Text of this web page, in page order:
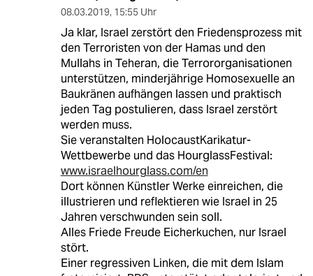
08.03.2019, 15:55 Uhr
Ja klar, Israel zerstört den Friedensprozess mit
den Terroristen von der Hamas und den
Mullahs in Teheran, die Terrororganisationen
unterstützen, minderjährige Homosexuelle an
Baukränen aufhängen lassen und praktisch
jeden Tag postulieren, dass Israel zerstört
werden muss.
Sie veranstalten HolocaustKarikatur-
Wettbewerbe und das HourglassFestival:
www.israelhourglass.com/en
Dort können Künstler Werke einreichen, die
illustrieren und reflektieren wie Israel in 25
Jahren verschwunden sein soll.
Alles Friede Freude Eicherkuchen, nur Israel
stört.
Einer regressiven Linken, die mit dem Islam